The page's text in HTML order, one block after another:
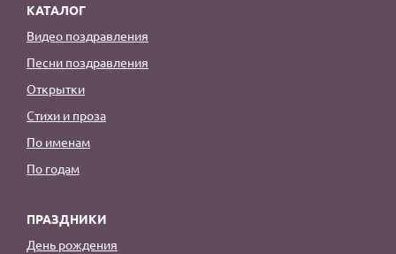
КАТАЛОГ
Видео поздравления
Песни поздравления
Открытки
Стихи и проза
По именам
По годам
ПРАЗДНИКИ
День рождения